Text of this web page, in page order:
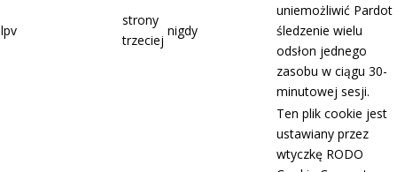
lpv
strony
trzeciej
nigdy
uniemożliwić Pardot
śledzenie wielu
odsłon jednego
zasobu w ciągu 30-
minutowej sesji.
Ten plik cookie jest
ustawiany przez
wtyczkę RODO